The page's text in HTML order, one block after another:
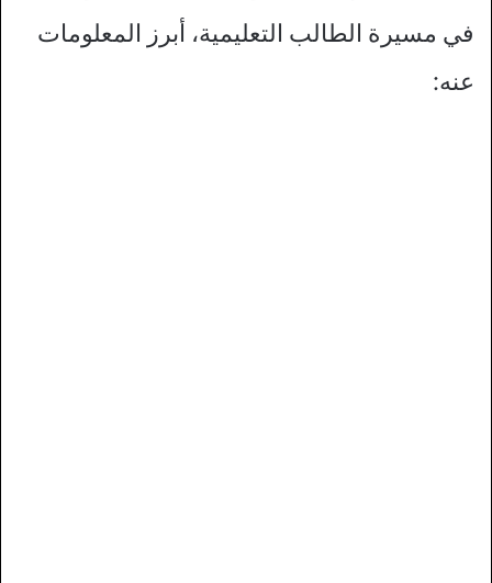
في مسيرة الطالب التعليمية، أبرز المعلومات
عنه: